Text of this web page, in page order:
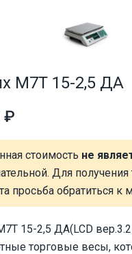
М7Т 15-2,5 ДА
₽
стоимость не
Для получения
просьба обратиться к
15-2,5 ДА(LCD вер.3.2
торговые весы,